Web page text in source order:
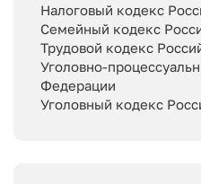
Налоговый кодекс
Семейный кодекс
Трудовой кодекс
Уголовно-
Федерации
Уголовный кодекс